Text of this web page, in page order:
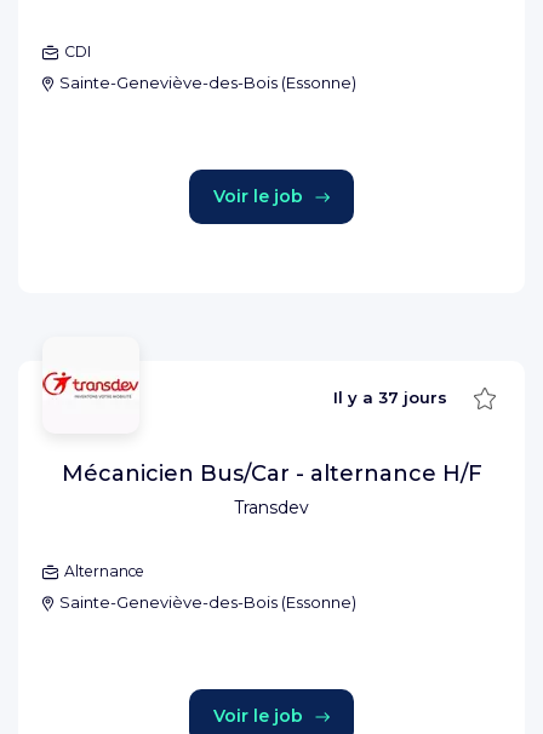
CDI
Sainte-Geneviève-des-Bois (Essonne)
Voir le job
Transdev
Il y a 37 jours
Mécanicien Bus/Car - alternance H/F
Alternance
Sainte-Geneviève-des-Bois (Essonne)
Voir le job